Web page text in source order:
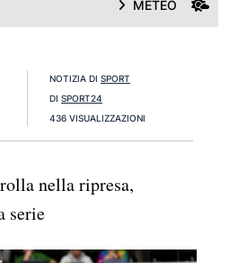
METEO
NOTIZIA DI SPORT
DI SPORT24
436 VISUALIZZAZIONI
nella ripresa,
serie